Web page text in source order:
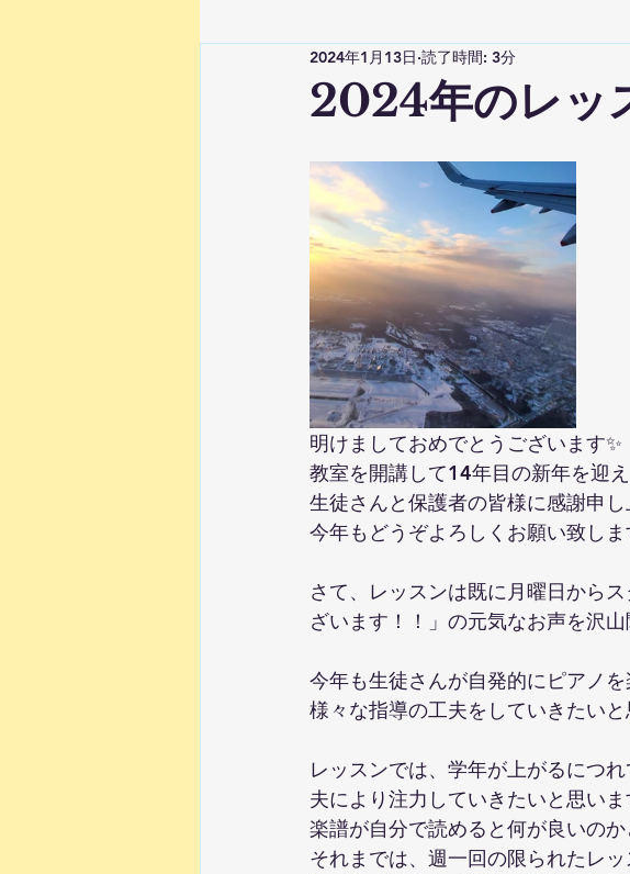
ムジカベビーマッサージ（音楽ベビマ）月1開催
ピアノの上達法 0歳から幼児のリトミックについて
2024年のレッ
2024年1月13日 読了時間: 3分
明けましておめでとうございます✨
教室を開講して14年目の新年を迎え
生徒さんと保護者の皆様に感謝申し
今年もどうぞよろしくお願い致しま
さて、レッスンは既に月曜日から
ざいます！！」の元気なお声を沢山
今年も生徒さんが自発的にピアノ
様々な指導の工夫をしていきたいと
レッスンでは、学年が上がるにつ
夫により注力していきたいと思いま
楽譜が自分で読めると何が良いの
それまでは、週一回の限られたレ